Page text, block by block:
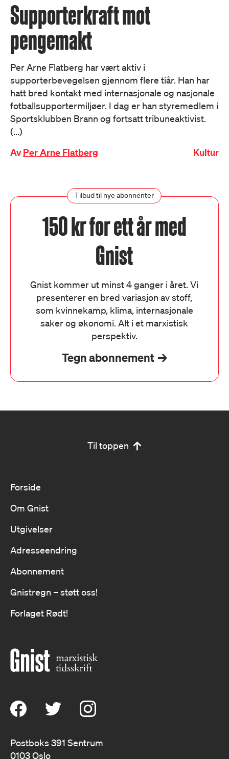
Supporterkraft mot
pengemakt
Per Arne Flatberg har vært aktiv i
supporterbevegelsen gjennom flere tiår. Han har
hatt bred kontakt med internasjonale og nasjonale
fotballsupportermiljøer. I dag er han styremedlem i
Sportsklubben Brann og fortsatt tribuneaktivist.
(...)
AvPer Arne Flatberg Kultur
Tilbud til nye abonnenter
150 kr for ett år med
Gnist
Gnist kommer ut minst 4 ganger i året. Vi
presenterer en bred variasjon av stoff,
som kvinnekamp, klima, internasjonale
saker og økonomi. Alt i et marxistisk
perspektiv.
Tegn abonnement
Til toppen
Forside
Om Gnist
Utgivelser
Adresseendring
Abonnement
Gnistregn – støtt oss!
Forlaget Rødt!
Postboks 391 Sentrum
0103 Oslo